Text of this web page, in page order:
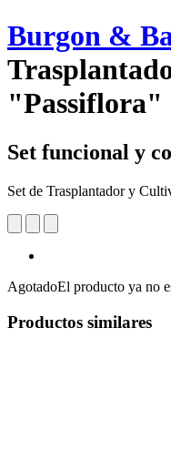
Burgon &
"Passiflora"
Set funcional y
Set de Trasplantador y
AgotadoEl producto ya no
Productos similares